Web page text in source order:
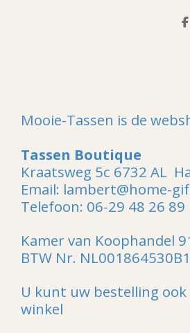
D
Mooie-Tassen is de
Tassen Boutique
Kraatsweg 5c 6732 AL
Email: lambert@home-
Telefoon: 06-29 48 26 89
Kamer van Koophandel
BTW Nr.
U kunt uw bestelling
winkel